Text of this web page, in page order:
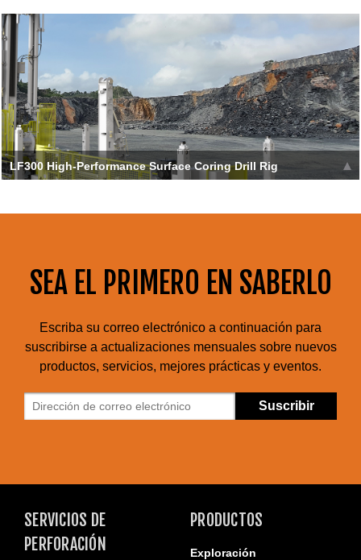
LF300 High-Performance Surface Coring Drill Rig
SEA EL PRIMERO EN SABERLO
Escriba su correo electrónico a continuación para
suscribirse a actualizaciones mensuales sobre nuevos
productos, servicios, mejores prácticas y eventos.
SERVICIOS DE
PERFORACIÓN
PRODUCTOS
Exploración